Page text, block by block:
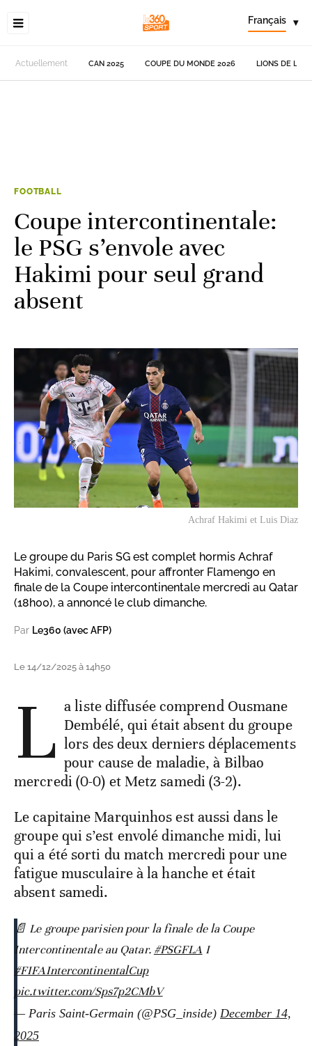
Français ▾
Actuellement CAN 2025 COUPE DU MONDE 2026 LIONS DE
FOOTBALL
Coupe intercontinentale:
le PSG s’envole avec
Hakimi pour seul grand
absent
Achraf Hakimi et Luis Diaz
Le groupe du Paris SG est complet hormis Achraf
Hakimi, convalescent, pour affronter Flamengo en
finale de la Coupe intercontinentale mercredi au Qatar
(18h00), a annoncé le club dimanche.
Par Le360 (avec AFP)
Le 14/12/2025 à 14h50
L a liste diffusée comprend Ousmane
Dembélé, qui était absent du groupe
lors des deux derniers déplacements
pour cause de maladie, à Bilbao
mercredi (0-0) et Metz samedi (3-2).
Le capitaine Marquinhos est aussi dans le
groupe qui s’est envolé dimanche midi, lui
qui a été sorti du match mercredi pour une
fatigue musculaire à la hanche et était
absent samedi.
📄 Le groupe parisien pour la finale de la Coupe
Intercontinentale au Qatar. #PSGFLAI
#FIFAIntercontinentalCup
pic.twitter.com/Sps7p2CMbV
— Paris Saint-Germain (@PSG_inside) December 14,
2025